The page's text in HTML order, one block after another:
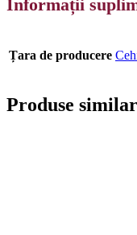
Informații
Țara de producere
Produse